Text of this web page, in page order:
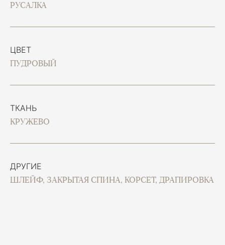
РУСАЛКА
ЦВЕТ
ПУДРОВЫЙ
ТКАНЬ
КРУЖЕВО
ДРУГИЕ
ШЛЕЙФ, ЗАКРЫТАЯ СПИНА, КОРСЕТ, ДРАПИРОВКА